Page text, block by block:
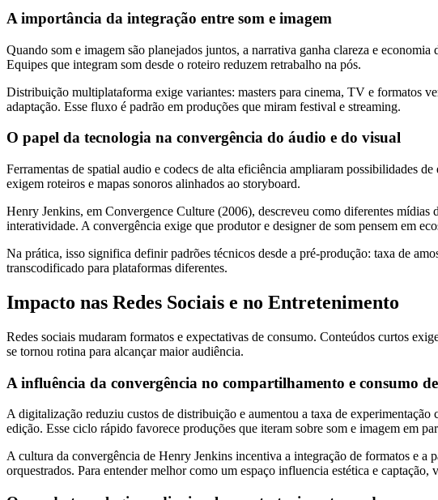
A importância da integração entre som e imagem
Quando som e imagem são planejados juntos, a narrativa ganha clareza e
Equipes que integram som desde o roteiro reduzem retrabalho na pós.
Distribuição multiplataforma exige variantes: masters para cinema, TV e formatos
adaptação. Esse fluxo é padrão em produções que miram festival e streaming.
O papel da tecnologia na convergência do áudio e do visual
Ferramentas de spatial audio e codecs de alta eficiência ampliaram possibilidades
exigem roteiros e mapas sonoros alinhados ao storyboard.
Henry Jenkins, em Convergence Culture (2006), descreveu como diferentes
interatividade. A convergência exige que produtor e designer de som pensem em
Na prática, isso significa definir padrões técnicos desde a pré-produção: taxa de
transcodificado para plataformas diferentes.
Impacto nas Redes Sociais e no Entretenimento
Redes sociais mudaram formatos e expectativas de consumo. Conteúdos curtos
se tornou rotina para alcançar maior audiência.
A influência da convergência no compartilhamento e consumo
A digitalização reduziu custos de distribuição e aumentou a taxa de
edição. Esse ciclo rápido favorece produções que iteram sobre som e imagem em
A cultura da convergência de Henry Jenkins incentiva a integração de formatos e
orquestrados. Para entender melhor como um espaço influencia estética e captação,